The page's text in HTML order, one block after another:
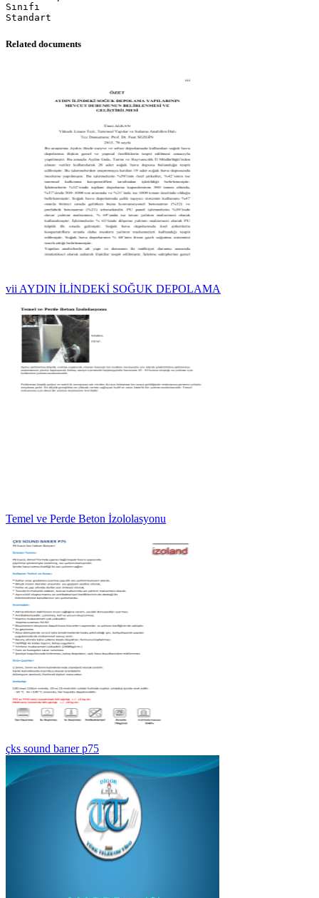
Sınıfı
Related documents
vii AYDIN İLİNDEKİ SOĞUK DEPOLAMA
Temel ve Perde Beton İzololasyonu
çks sound barıer p75